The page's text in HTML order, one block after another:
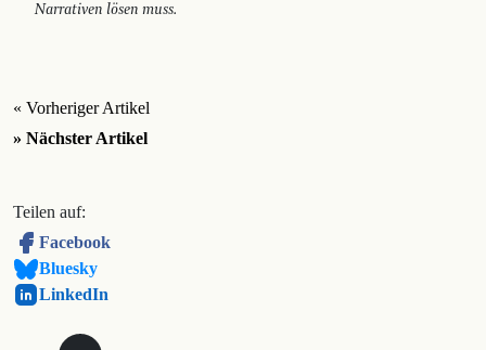
Narrativen lösen muss.
« Vorheriger Artikel
» Nächster Artikel
Teilen auf:
Facebook
Bluesky
LinkedIn